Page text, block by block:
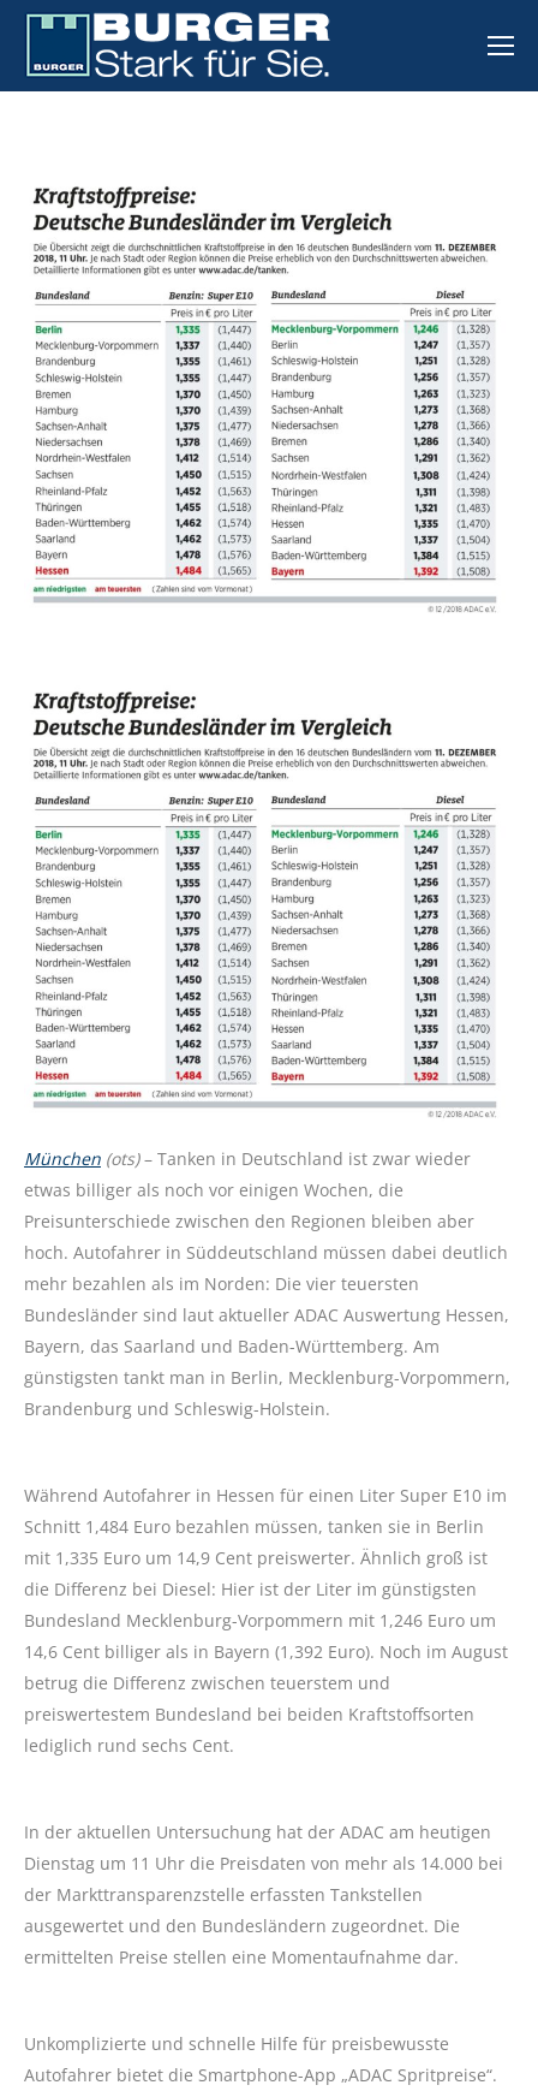
München (ots)– Tanken in Deutschland ist zwar wieder
etwas billiger als noch vor einigen Wochen, die
Preisunterschiede zwischen den Regionen bleiben aber
hoch. Autofahrer in Süddeutschland müssen dabei deutlich
mehr bezahlen als im Norden: Die vier teuersten
Bundesländer sind laut aktueller ADAC Auswertung Hessen,
Bayern, das Saarland und Baden-Württemberg. Am
günstigsten tankt man in Berlin, Mecklenburg-Vorpommern,
Brandenburg und Schleswig-Holstein.
Während Autofahrer in Hessen für einen Liter Super E10 im
Schnitt 1,484 Euro bezahlen müssen, tanken sie in Berlin
mit 1,335 Euro um 14,9 Cent preiswerter. Ähnlich groß ist
die Differenz bei Diesel: Hier ist der Liter im günstigsten
Bundesland Mecklenburg-Vorpommern mit 1,246 Euro um
14,6 Cent billiger als in Bayern (1,392 Euro). Noch im August
betrug die Differenz zwischen teuerstem und
preiswertestem Bundesland bei beiden Kraftstoffsorten
lediglich rund sechs Cent.
In der aktuellen Untersuchung hat der ADAC am heutigen
Dienstag um 11 Uhr die Preisdaten von mehr als 14.000 bei
der Markttransparenzstelle erfassten Tankstellen
ausgewertet und den Bundesländern zugeordnet. Die
ermittelten Preise stellen eine Momentaufnahme dar.
Unkomplizierte und schnelle Hilfe für preisbewusste
Autofahrer bietet die Smartphone-App „ADAC Spritpreise“.